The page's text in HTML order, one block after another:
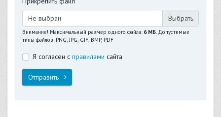
Не выбран
Внимание! Максимальный размер одного файла: 6 МБ. Допустимые
типы файлов: PNG, JPG, GIF, BMP, PDF
Я согласен с правилами сайта
Отправить